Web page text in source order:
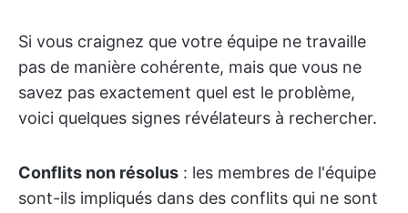
Si vous craignez que votre équipe ne travaille
pas de manière cohérente, mais que vous ne
savez pas exactement quel est le problème,
voici quelques signes révélateurs à rechercher.
Conflits non résolus : les membres de l'équipe
sont-ils impliqués dans des conflits qui ne sont